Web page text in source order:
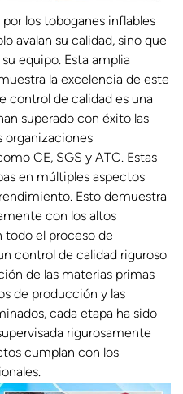
los toboganes inflables
avalan su calidad, sino que
equipo. Esta amplia
la excelencia de este
control de calidad es una
superado con éxito las
CE, SGS y ATC. Estas
en múltiples aspectos
Esto demuestra
con los altos
todo el proceso de
control de calidad riguroso
de las materias primas
de producción y las
cada etapa ha sido
rigurosamente
cumplan con los